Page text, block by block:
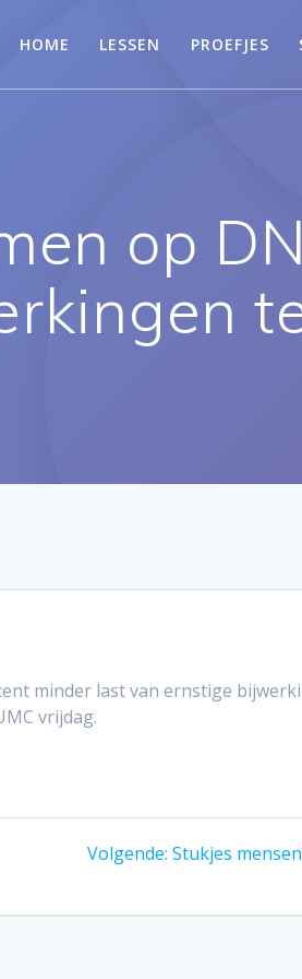
HOME LESSEN PROEFJES
op
minder last van ernstige
vrijdag.
Volgende: Volgend
Stukjes